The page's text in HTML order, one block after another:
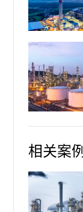
相关案例